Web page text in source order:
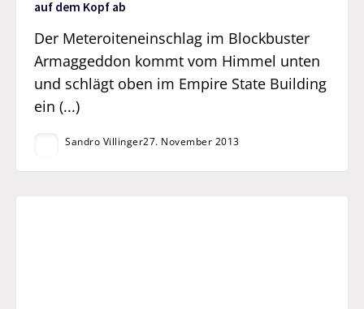
auf dem Kopf ab
Der Meteroiteneinschlag im Blockbuster
Armaggeddon kommt vom Himmel unten
und schlägt oben im Empire State Building
ein (...)
Sandro Villinger27. November 2013